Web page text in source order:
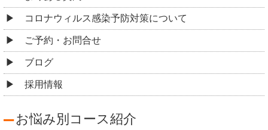
コロナウィルス感染予防対策について
ご予約・お問合せ
ブログ
採用情報
お悩み別コース紹介